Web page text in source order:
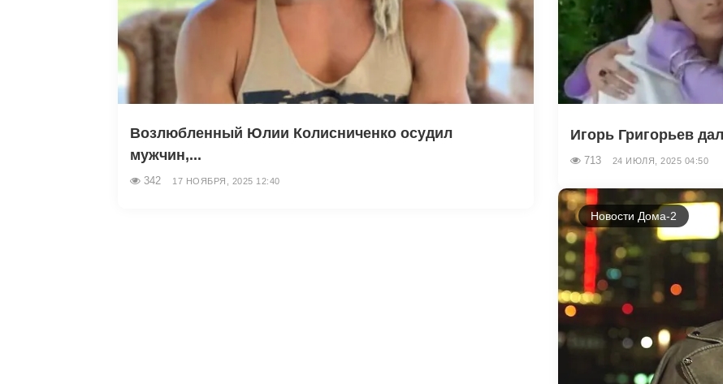
Возлюбленный Юлии Колисниченко осудил
мужчин,...
342 17 НОЯБРЯ, 2025 12:40
Игорь Григорьев
713 24 ИЮЛЯ, 2025 04:50
Новости Дома-2